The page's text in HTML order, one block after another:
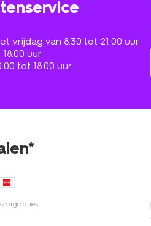
vrijdag van 8.30 tot 21.00 uur
uur
tot 18.00 uur